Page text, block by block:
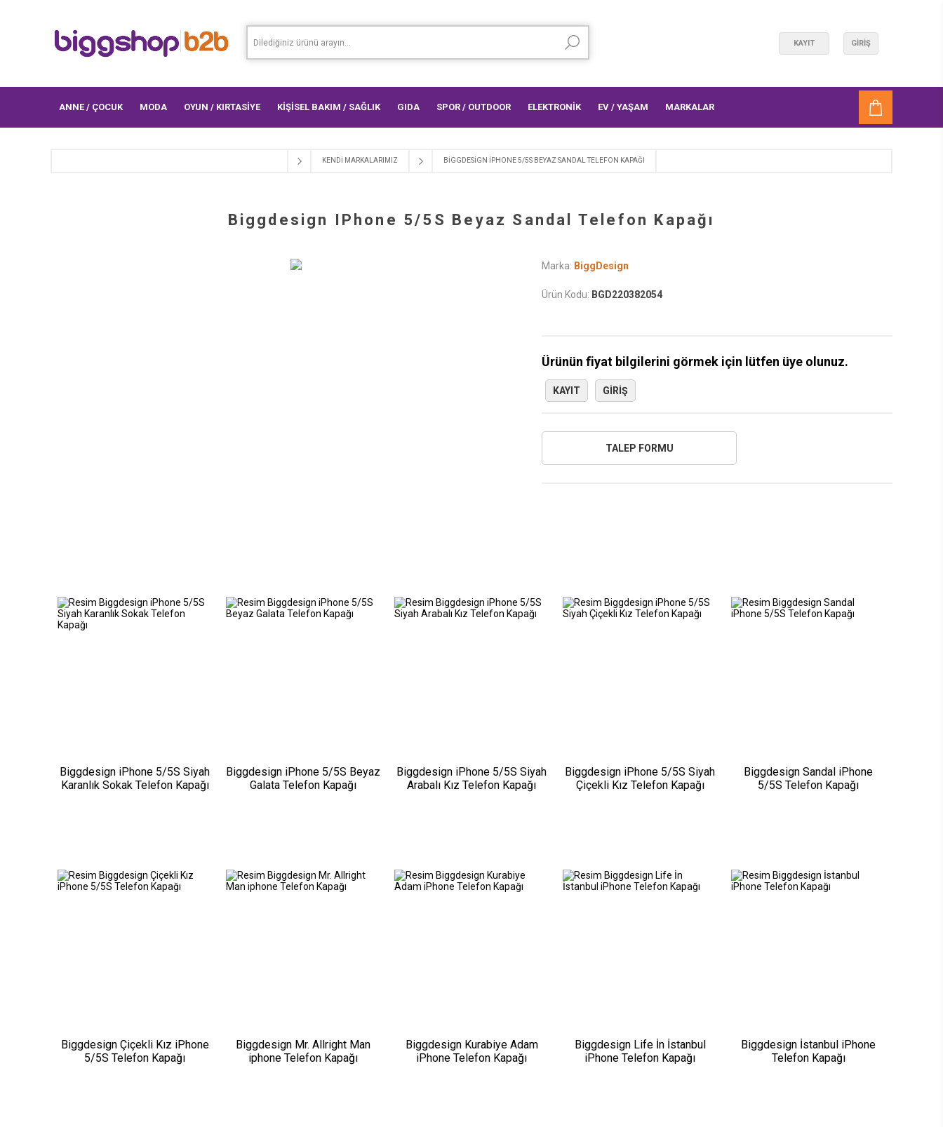
KAYIT GIRIŞ
ANNE / ÇOCUK MODA OYUN / KIRTASİYE KİŞİSEL BAKIM / SAĞLIK GIDA SPOR / OUTDOOR ELEKTRONİK EV / YAŞAM MARKALAR
KENDI MARKALARIMIZ BIGGDESIGN IPHONE 5/5S BEYAZ SANDAL TELEFON KAPAĞI
Biggdesign IPhone 5/5S Beyaz Sandal Telefon Kapağı
Marka: BiggDesign
Ürün Kodu: BGD220382054
Ürünün fiyat bilgilerini görmek için lütfen üye olunuz.
KAYIT GIRIŞ
Biggdesign iPhone 5/5S Siyah
Karanlık Sokak Telefon Kapağı
Biggdesign iPhone 5/5S Beyaz
Galata Telefon Kapağı
Biggdesign iPhone 5/5S Siyah
Arabalı Kız Telefon Kapağı
Biggdesign iPhone 5/5S Siyah
Çiçekli Kız Telefon Kapağı
Biggdesign Sandal iPhone
5/5S Telefon Kapağı
Biggdesign Çiçekli Kız iPhone
5/5S Telefon Kapağı
Biggdesign Mr. Allright Man
iphone Telefon Kapağı
Biggdesign Kurabiye Adam
iPhone Telefon Kapağı
Biggdesign Life İn İstanbul
iPhone Telefon Kapağı
Biggdesign İstanbul iPhone
Telefon Kapağı